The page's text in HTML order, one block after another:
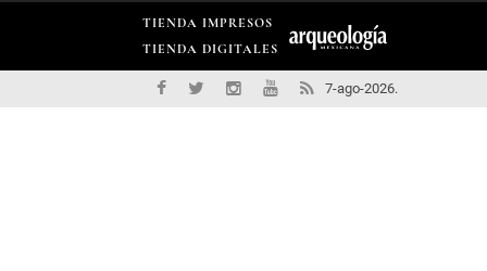
TIENDA IMPRESOS
TIENDA DIGITALES
7-ago-2026.